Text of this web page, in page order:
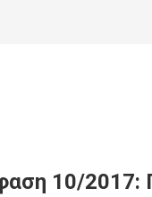
10/2017: